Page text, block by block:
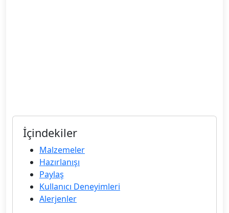
İçindekiler
Malzemeler
Hazırlanışı
Paylaş
Kullanıcı Deneyimleri
Alerjenler